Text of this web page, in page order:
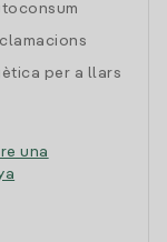
per a llars
una